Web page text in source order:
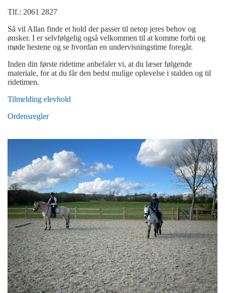
Tlf.: 2061 2827
Så vil Allan finde et hold der passer til netop jeres behov og
ønsker. I er selvfølgelig også velkommen til at komme forbi og
møde hestene og se hvordan en undervisningstime foregår.
Inden din første ridetime anbefaler vi, at du læser følgende
materiale, for at du får den bedstmulige oplevelse i stalden og til
ridetimen.
Tilmelding elevhold
Ordensregler